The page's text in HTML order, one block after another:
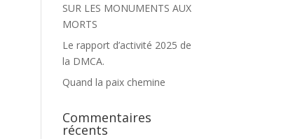
SUR LES MONUMENTS AUX
MORTS
Le rapport d’activité 2025 de
la DMCA.
Quand la paix chemine
Commentaires
récents